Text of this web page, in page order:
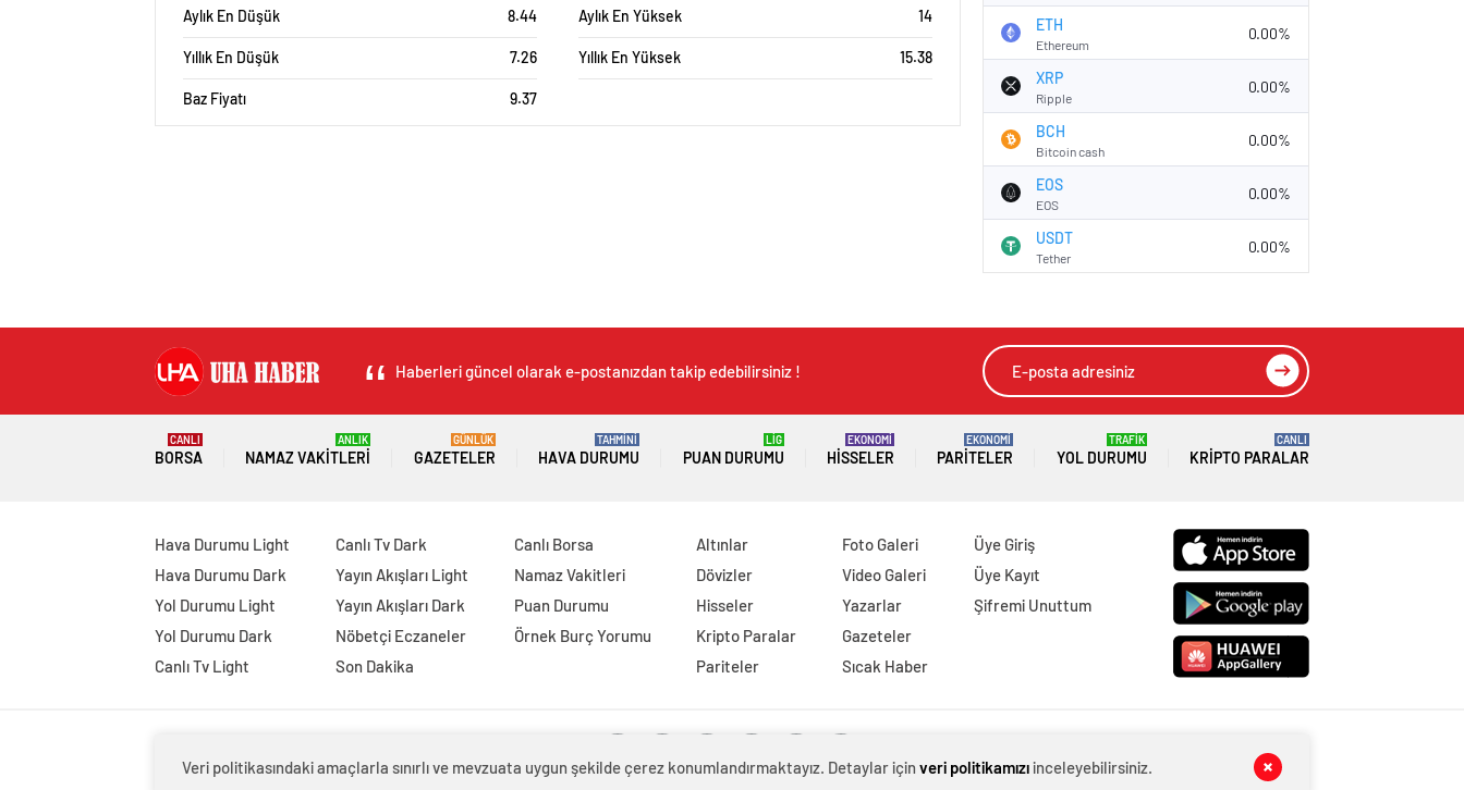
Aylık En Düşük 8.44 Aylık En Yüksek 14
Yıllık En Düşük 7.26 Yıllık En Yüksek 15.38
Baz Fiyatı 9.37
ETH
Ethereum
0.00%
XRP
Ripple
0.00%
BCH
Bitcoin cash
0.00%
EOS
EOS
0.00%
USDT
Tether
0.00%
Haberleri güncel olarak e-postanızdan takip edebilirsiniz !
BORSA
CANLI
NAMAZ VAKITLERI
ANLIK
GAZETELER
GÜNLÜK
HAVA DURUMU
TAHMİNİ
PUAN DURUMU
LİG
HISSELER
EKONOMİ
PARITELER
EKONOMİ
YOL DURUMU
TRAFİK
KRIPTO PARALAR
CANLI
Hava Durumu Light
Hava Durumu Dark
Yol Durumu Light
Yol Durumu Dark
Canlı Tv Light
Canlı Tv Dark
Yayın Akışları Light
Yayın Akışları Dark
Nöbetçi Eczaneler
Son Dakika
Canlı Borsa
Namaz Vakitleri
Puan Durumu
Örnek Burç Yorumu
Altınlar
Dövizler
Hisseler
Kripto Paralar
Pariteler
Foto Galeri
Video Galeri
Yazarlar
Gazeteler
Sıcak Haber
Üye Giriş
Üye Kayıt
Şifremi Unuttum
Veri politikasındaki amaçlarla sınırlı ve mevzuata uygun şekilde çerez konumlandırmaktayız. Detaylar için veri politikamızıinceleyebilirsiniz.